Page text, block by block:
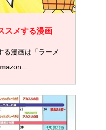
スメする漫画
る漫画は「ラーメ